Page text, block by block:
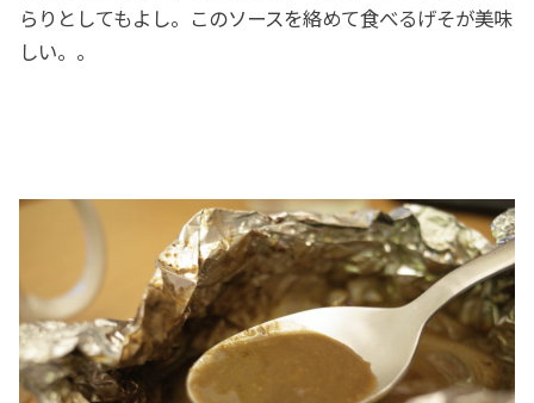
らりとしてもよし。このソースを絡めて食べるげそが美味
しい。。